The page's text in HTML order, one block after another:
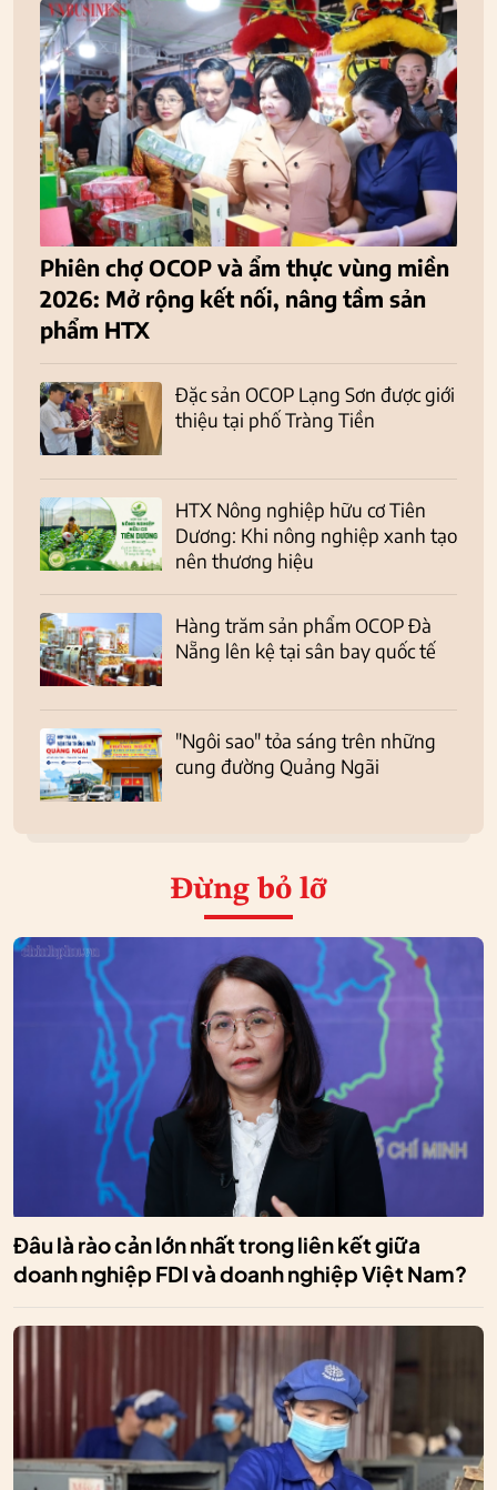
Phiên chợ OCOP và ẩm thực vùng miền
2026: Mở rộng kết nối, nâng tầm sản
phẩm HTX
Đặc sản OCOP Lạng Sơn được giới
thiệu tại phố Tràng Tiền
HTX Nông nghiệp hữu cơ Tiên
Dương: Khi nông nghiệp xanh tạo
nên thương hiệu
Hàng trăm sản phẩm OCOP Đà
Nẵng lên kệ tại sân bay quốc tế
"Ngôi sao" tỏa sáng trên những
cung đường Quảng Ngãi
Đừng bỏ lỡ
Đâu là rào cản lớn nhất trong liên kết giữa
doanh nghiệp FDI và doanh nghiệp Việt Nam?